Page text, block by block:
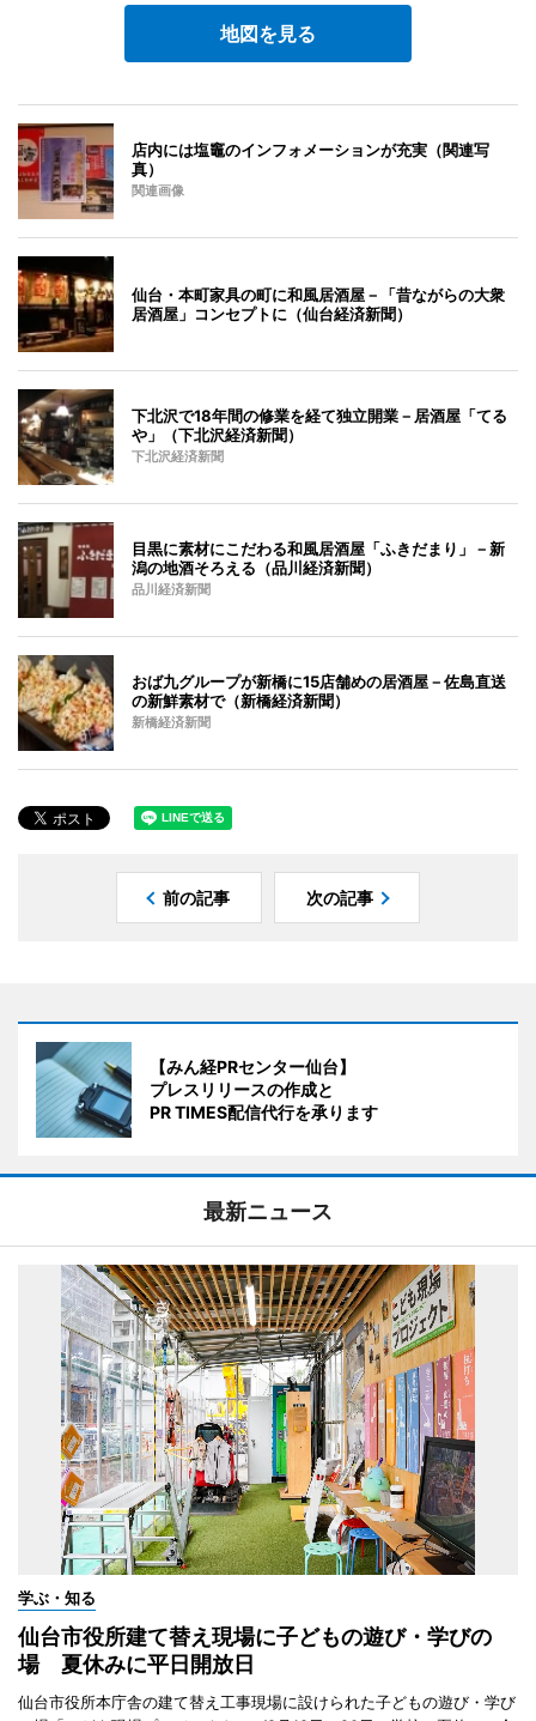
地図を見る
店内には塩竈のインフォメーションが充実（関連写
真）
関連画像
仙台・本町家具の町に和風居酒屋－「昔ながらの大衆
居酒屋」コンセプトに（仙台経済新聞）
下北沢で18年間の修業を経て独立開業－居酒屋「てる
や」（下北沢経済新聞）
下北沢経済新聞
目黒に素材にこだわる和風居酒屋「ふきだまり」－新
潟の地酒そろえる（品川経済新聞）
品川経済新聞
おば九グループが新橋に15店舗めの居酒屋－佐島直送
の新鮮素材で（新橋経済新聞）
新橋経済新聞
前の記事 次の記事
【みん経PRセンター仙台】
プレスリリースの作成と
PR TIMES配信代行を承ります
最新ニュース
学ぶ・知る
仙台市役所建て替え現場に子どもの遊び・学びの
場 夏休みに平日開放日
仙台市役所本庁舎の建て替え工事現場に設けられた子どもの遊び・学び